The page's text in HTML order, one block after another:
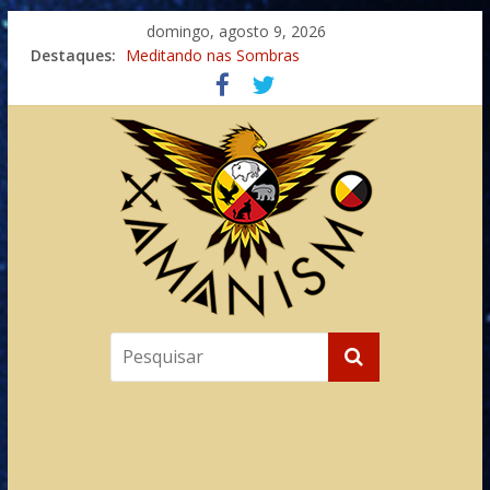
domingo, agosto 9, 2026
Destaques: Meditando nas Sombras
Autosuficiência: A Jornada do Espírito Ancestral
Xamanismo Universal
Totens – Caminho Espiritual – Crescimento
Imaginação na Cura